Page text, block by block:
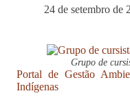
24 de setembro de
Grupo de
Portal de Gestão
Indígenas